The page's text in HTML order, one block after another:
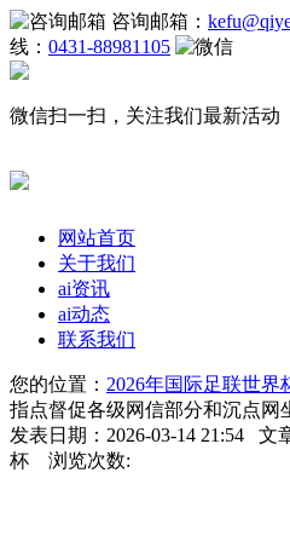
咨询邮箱：
线： 0431-88981105
微信扫一扫，关注我们最新活动
网站首页
关于我们
ai资讯
ai动态
联系我们
您的位置： 2026年国际足联世界
指点督促各级网信部分和沉点网
发表日期：2026-03-14 21:54 文
杯 浏览次数: